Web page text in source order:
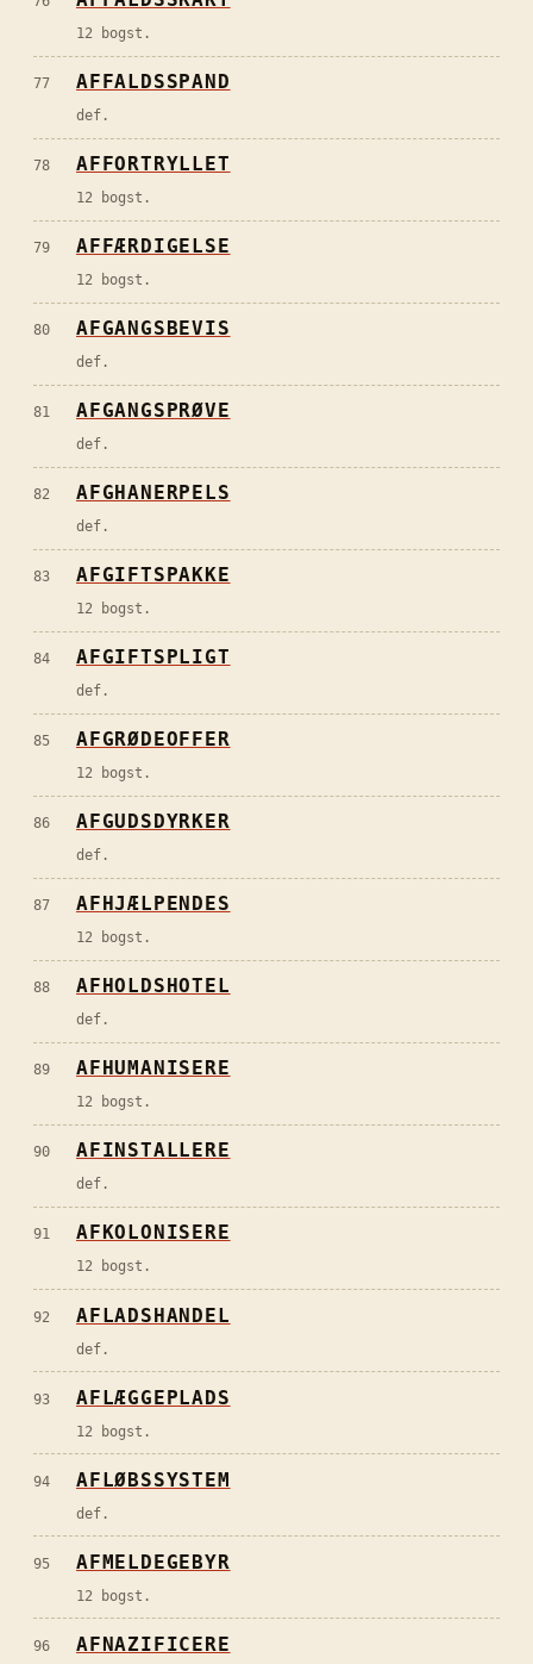
12 bogst.
77 AFFALDSSPAND
def.
78 AFFORTRYLLET
12 bogst.
79 AFFÆRDIGELSE
12 bogst.
80 AFGANGSBEVIS
def.
81 AFGANGSPRØVE
def.
82 AFGHANERPELS
def.
83 AFGIFTSPAKKE
12 bogst.
84 AFGIFTSPLIGT
def.
85 AFGRØDEOFFER
12 bogst.
86 AFGUDSDYRKER
def.
87 AFHJÆLPENDES
12 bogst.
88 AFHOLDSHOTEL
def.
89 AFHUMANISERE
12 bogst.
90 AFINSTALLERE
def.
91 AFKOLONISERE
12 bogst.
92 AFLADSHANDEL
def.
93 AFLÆGGEPLADS
12 bogst.
94 AFLØBSSYSTEM
def.
95 AFMELDEGEBYR
12 bogst.
96 AFNAZIFICERE